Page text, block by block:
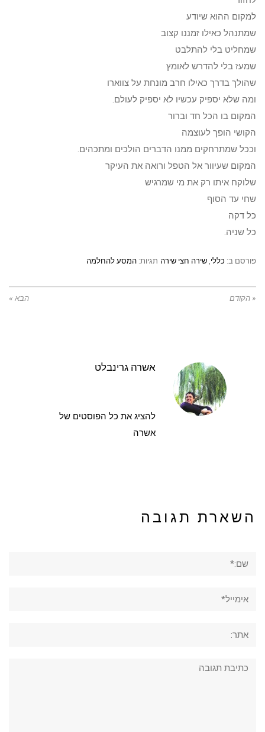
למקום ההוא שיודע
שמתנהל כאילו זמננו קצוב
שמחליט בלי להתלבט
שמעז בלי להדרש לאומץ
שהולך בדרך כאילו חרב מונחת על צווארו
ומה שלא יספיק עכשיו לא יספיק לעולם.
המקום בו הכל חד וברור
הקושי הופך לעוצמה
וככל שמתרחקים ממנו הדברים הולכים ומתכהים.
המקום שעיוור אל הטפל ורואה את העיקר
שלוקח איתו רק את מי שמרגיש
שחי עד הסוף
כל דקה
כל שניה.
פורסם ב: כללי, שירה חצי שירה תגיות: המסע להחלמה
« הקודם הבא »
אשרה גרינבלט
להציג את כל הפוסטים של
אשרה
השארת תגובה